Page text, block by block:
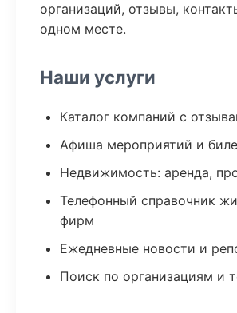
организаций, отзывы,
одном месте.
Наши услуги
Каталог компаний с
Афиша мероприятий и
Недвижимость: аренда,
Телефонный справочник
фирм
Ежедневные новости и
Поиск по организациям и